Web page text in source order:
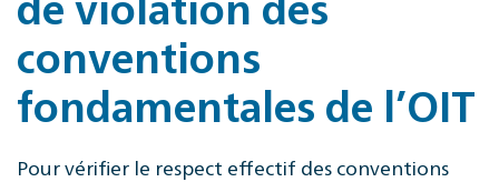
conventions
fondamentales de l’OIT
Pour vérifier le respect effectif des conventions